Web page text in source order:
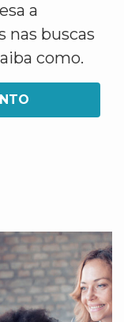
a
nas buscas
como.